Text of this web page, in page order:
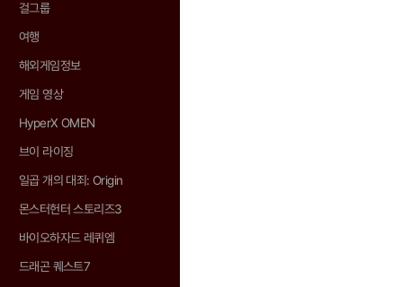
걸그룹
여행
해외게임정보
게임 영상
HyperX OMEN
브이 라이징
일곱 개의 대죄: Origin
몬스터헌터 스토리즈3
바이오하자드 레퀴엠
드래곤 퀘스트7